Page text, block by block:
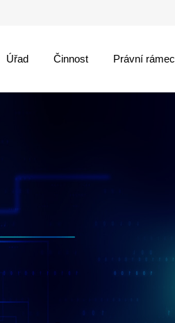
Úřad Činnost Právní rámec